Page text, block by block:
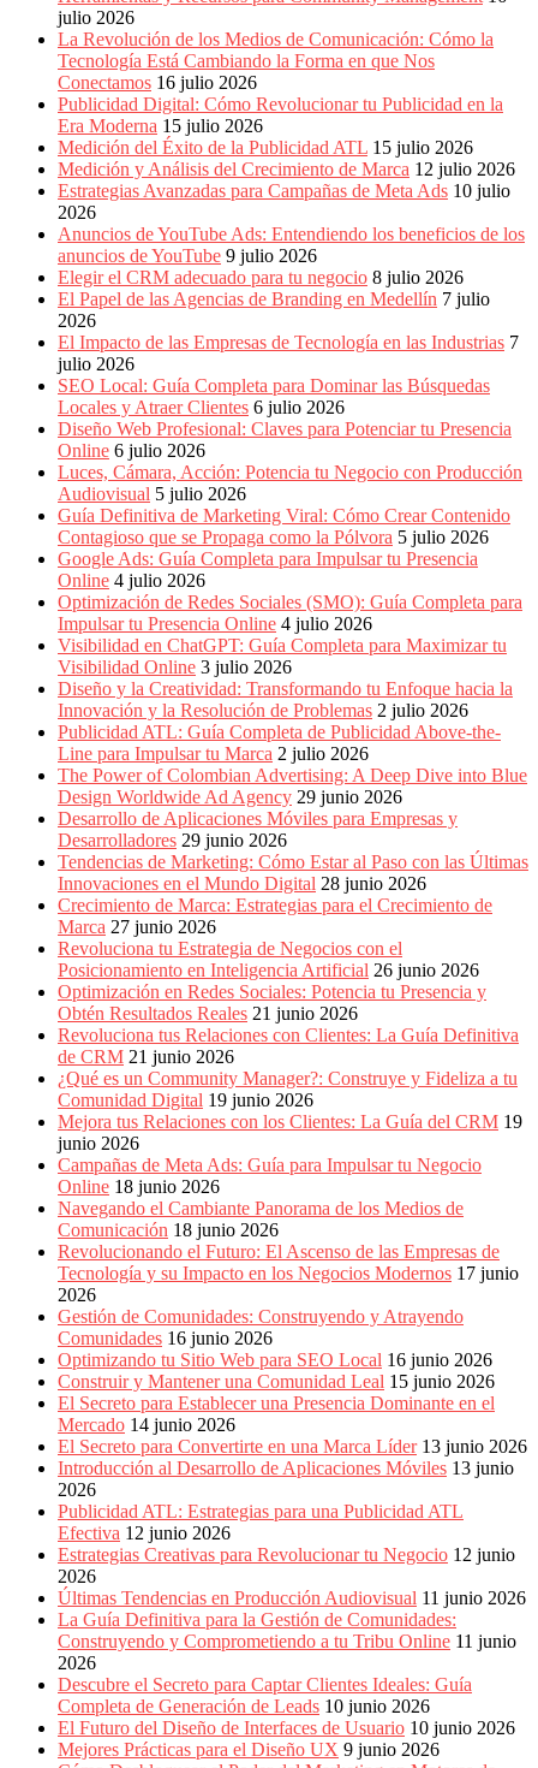
Eventos
Marketing,
Mercadotecnia,
Eventos
Publicitarios,
Colecciónes,
Marcas,
Insigns,
Radio,
Creatividad,
SEM,
Free
RRPP,
Comerciales,
Periodismo,
Revistas,
Magazines
BTL,
Periódicos
Producción
Gráfica
Colombia.
julio 2026
La Revolución de los Medios de Comunicación: Cómo la
Tecnología Está Cambiando la Forma en que Nos
Conectamos 16 julio 2026
Publicidad Digital: Cómo Revolucionar tu Publicidad en la
Era Moderna 15 julio 2026
Medición del Éxito de la Publicidad ATL 15 julio 2026
Medición y Análisis del Crecimiento de Marca 12 julio 2026
Estrategias Avanzadas para Campañas de Meta Ads 10 julio
2026
Anuncios de YouTube Ads: Entendiendo los beneficios de los
anuncios de YouTube 9 julio 2026
Elegir el CRM adecuado para tu negocio 8 julio 2026
El Papel de las Agencias de Branding en Medellín 7 julio
2026
El Impacto de las Empresas de Tecnología en las Industrias 7
julio 2026
SEO Local: Guía Completa para Dominar las Búsquedas
Locales y Atraer Clientes 6 julio 2026
Diseño Web Profesional: Claves para Potenciar tu Presencia
Online 6 julio 2026
Luces, Cámara, Acción: Potencia tu Negocio con Producción
Audiovisual 5 julio 2026
Guía Definitiva de Marketing Viral: Cómo Crear Contenido
Contagioso que se Propaga como la Pólvora 5 julio 2026
Google Ads: Guía Completa para Impulsar tu Presencia
Online 4 julio 2026
Optimización de Redes Sociales (SMO): Guía Completa para
Impulsar tu Presencia Online 4 julio 2026
Visibilidad en ChatGPT: Guía Completa para Maximizar tu
Visibilidad Online 3 julio 2026
Diseño y la Creatividad: Transformando tu Enfoque hacia la
Innovación y la Resolución de Problemas 2 julio 2026
Publicidad ATL: Guía Completa de Publicidad Above-the-
Line para Impulsar tu Marca 2 julio 2026
The Power of Colombian Advertising: A Deep Dive into Blue
Design Worldwide Ad Agency 29 junio 2026
Desarrollo de Aplicaciones Móviles para Empresas y
Desarrolladores 29 junio 2026
Tendencias de Marketing: Cómo Estar al Paso con las Últimas
Innovaciones en el Mundo Digital 28 junio 2026
Crecimiento de Marca: Estrategias para el Crecimiento de
Marca 27 junio 2026
Revoluciona tu Estrategia de Negocios con el
Posicionamiento en Inteligencia Artificial 26 junio 2026
Optimización en Redes Sociales: Potencia tu Presencia y
Obtén Resultados Reales 21 junio 2026
Revoluciona tus Relaciones con Clientes: La Guía Definitiva
de CRM 21 junio 2026
¿Qué es un Community Manager?: Construye y Fideliza a tu
Comunidad Digital 19 junio 2026
Mejora tus Relaciones con los Clientes: La Guía del CRM 19
junio 2026
Campañas de Meta Ads: Guía para Impulsar tu Negocio
Online 18 junio 2026
Navegando el Cambiante Panorama de los Medios de
Comunicación 18 junio 2026
Revolucionando el Futuro: El Ascenso de las Empresas de
Tecnología y su Impacto en los Negocios Modernos 17 junio
2026
Gestión de Comunidades: Construyendo y Atrayendo
Comunidades 16 junio 2026
Optimizando tu Sitio Web para SEO Local 16 junio 2026
Construir y Mantener una Comunidad Leal 15 junio 2026
El Secreto para Establecer una Presencia Dominante en el
Mercado 14 junio 2026
El Secreto para Convertirte en una Marca Líder 13 junio 2026
Introducción al Desarrollo de Aplicaciones Móviles 13 junio
2026
Publicidad ATL: Estrategias para una Publicidad ATL
Efectiva 12 junio 2026
Estrategias Creativas para Revolucionar tu Negocio 12 junio
2026
Últimas Tendencias en Producción Audiovisual 11 junio 2026
La Guía Definitiva para la Gestión de Comunidades:
Construyendo y Comprometiendo a tu Tribu Online 11 junio
2026
Descubre el Secreto para Captar Clientes Ideales: Guía
Completa de Generación de Leads 10 junio 2026
El Futuro del Diseño de Interfaces de Usuario 10 junio 2026
Mejores Prácticas para el Diseño UX 9 junio 2026